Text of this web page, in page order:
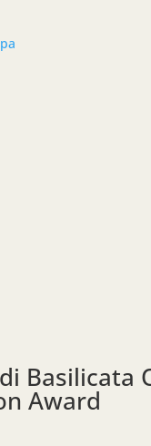
Basilicata
Award